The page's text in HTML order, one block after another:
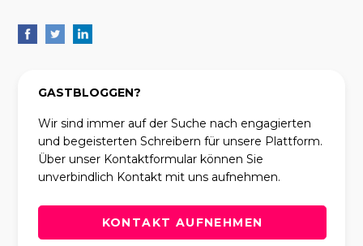
GASTBLOGGEN?
Wir sind immer auf der Suche nach engagierten
und begeisterten Schreibern für unsere Plattform.
Über unser Kontaktformular können Sie
unverbindlich Kontakt mit uns aufnehmen.
KONTAKT AUFNEHMEN